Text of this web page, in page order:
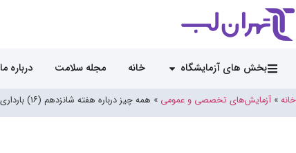
بخش های آزمایشگاه خانه مجله سلامت درباره ما
خانه » آزمایش‌های تخصصی و عمومی » همه چیز درباره هفته شانزدهم (۱۶) بارداری | آزمایشگاه تهران لب